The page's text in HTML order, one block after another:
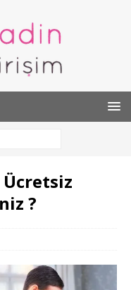
Ücretsiz
?